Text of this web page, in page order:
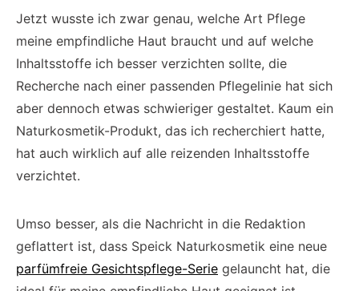
Jetzt wusste ich zwar genau, welche Art Pflege
meine empfindliche Haut braucht und auf welche
Inhaltsstoffe ich besser verzichten sollte, die
Recherche nach einer passenden Pflegelinie hat sich
aber dennoch etwas schwieriger gestaltet. Kaum ein
Naturkosmetik-Produkt, das ich recherchiert hatte,
hat auch wirklich auf alle reizenden Inhaltsstoffe
verzichtet.
Umso besser, als die Nachricht in die Redaktion
geflattert ist, dass Speick Naturkosmetik eine neue
parfümfreie Gesichtspflege-Serie gelauncht hat, die